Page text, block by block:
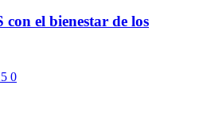
el bienestar de los
0